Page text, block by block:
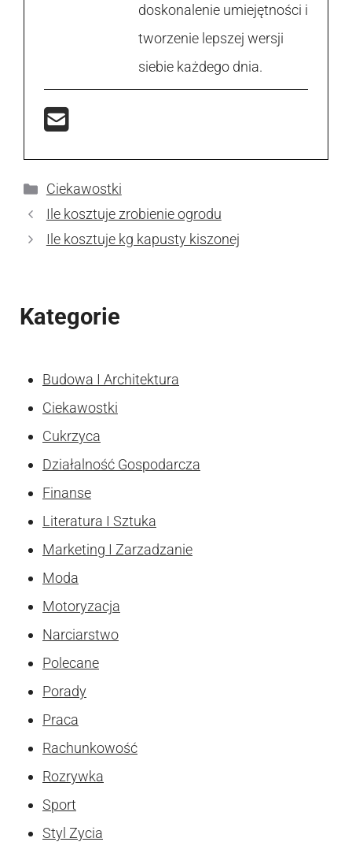
doskonalenie umiejętności i
tworzenie lepszej wersji
siebie każdego dnia.
Kategorie
Ciekawostki
Ile kosztuje zrobienie ogrodu
Ile kosztuje kg kapusty kiszonej
Kategorie
Budowa I Architektura
Ciekawostki
Cukrzyca
Działalność Gospodarcza
Finanse
Literatura I Sztuka
Marketing I Zarzadzanie
Moda
Motoryzacja
Narciarstwo
Polecane
Porady
Praca
Rachunkowość
Rozrywka
Sport
Styl Zycia